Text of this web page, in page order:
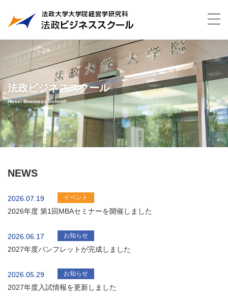
法政ビジネススクール
Hosei Business School
NEWS
2026.07.19 イベント
2026年度 第1回MBAセミナーを開催しました
2026.06.17 お知らせ
2027年度パンフレットが完成しました
2026.05.29 お知らせ
2027年度入試情報を更新しました